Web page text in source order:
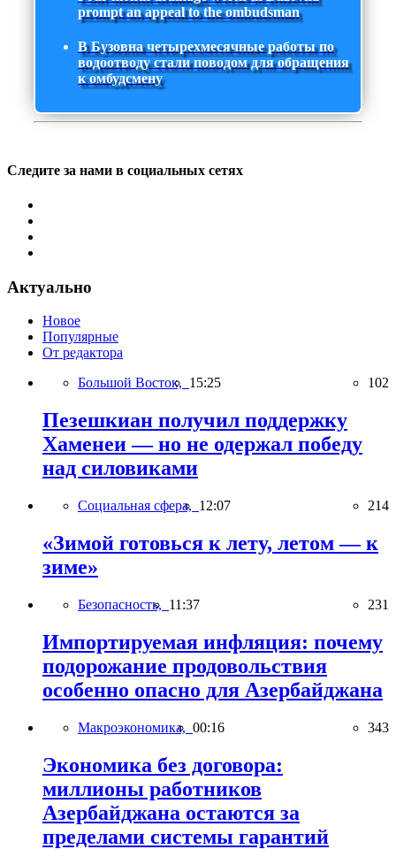
prompt an appeal to the ombudsman
В Бузовна четырехмесячные работы по
водоотводу стали поводом для обращения
к омбудсмену
Следите за нами в социальных сетях
Актуально
Новое
Популярные
От редактора
Большой Восток, 15:25 102
Пезешкиан получил поддержку
Хаменеи — но не одержал победу
над силовиками
Социальная сфера, 12:07 214
«Зимой готовься к лету, летом — к
зиме»
Безопасность, 11:37 231
Импортируемая инфляция: почему
подорожание продовольствия
особенно опасно для Азербайджана
Макроэкономика, 00:16 343
Экономика без договора:
миллионы работников
Азербайджана остаются за
пределами системы гарантий